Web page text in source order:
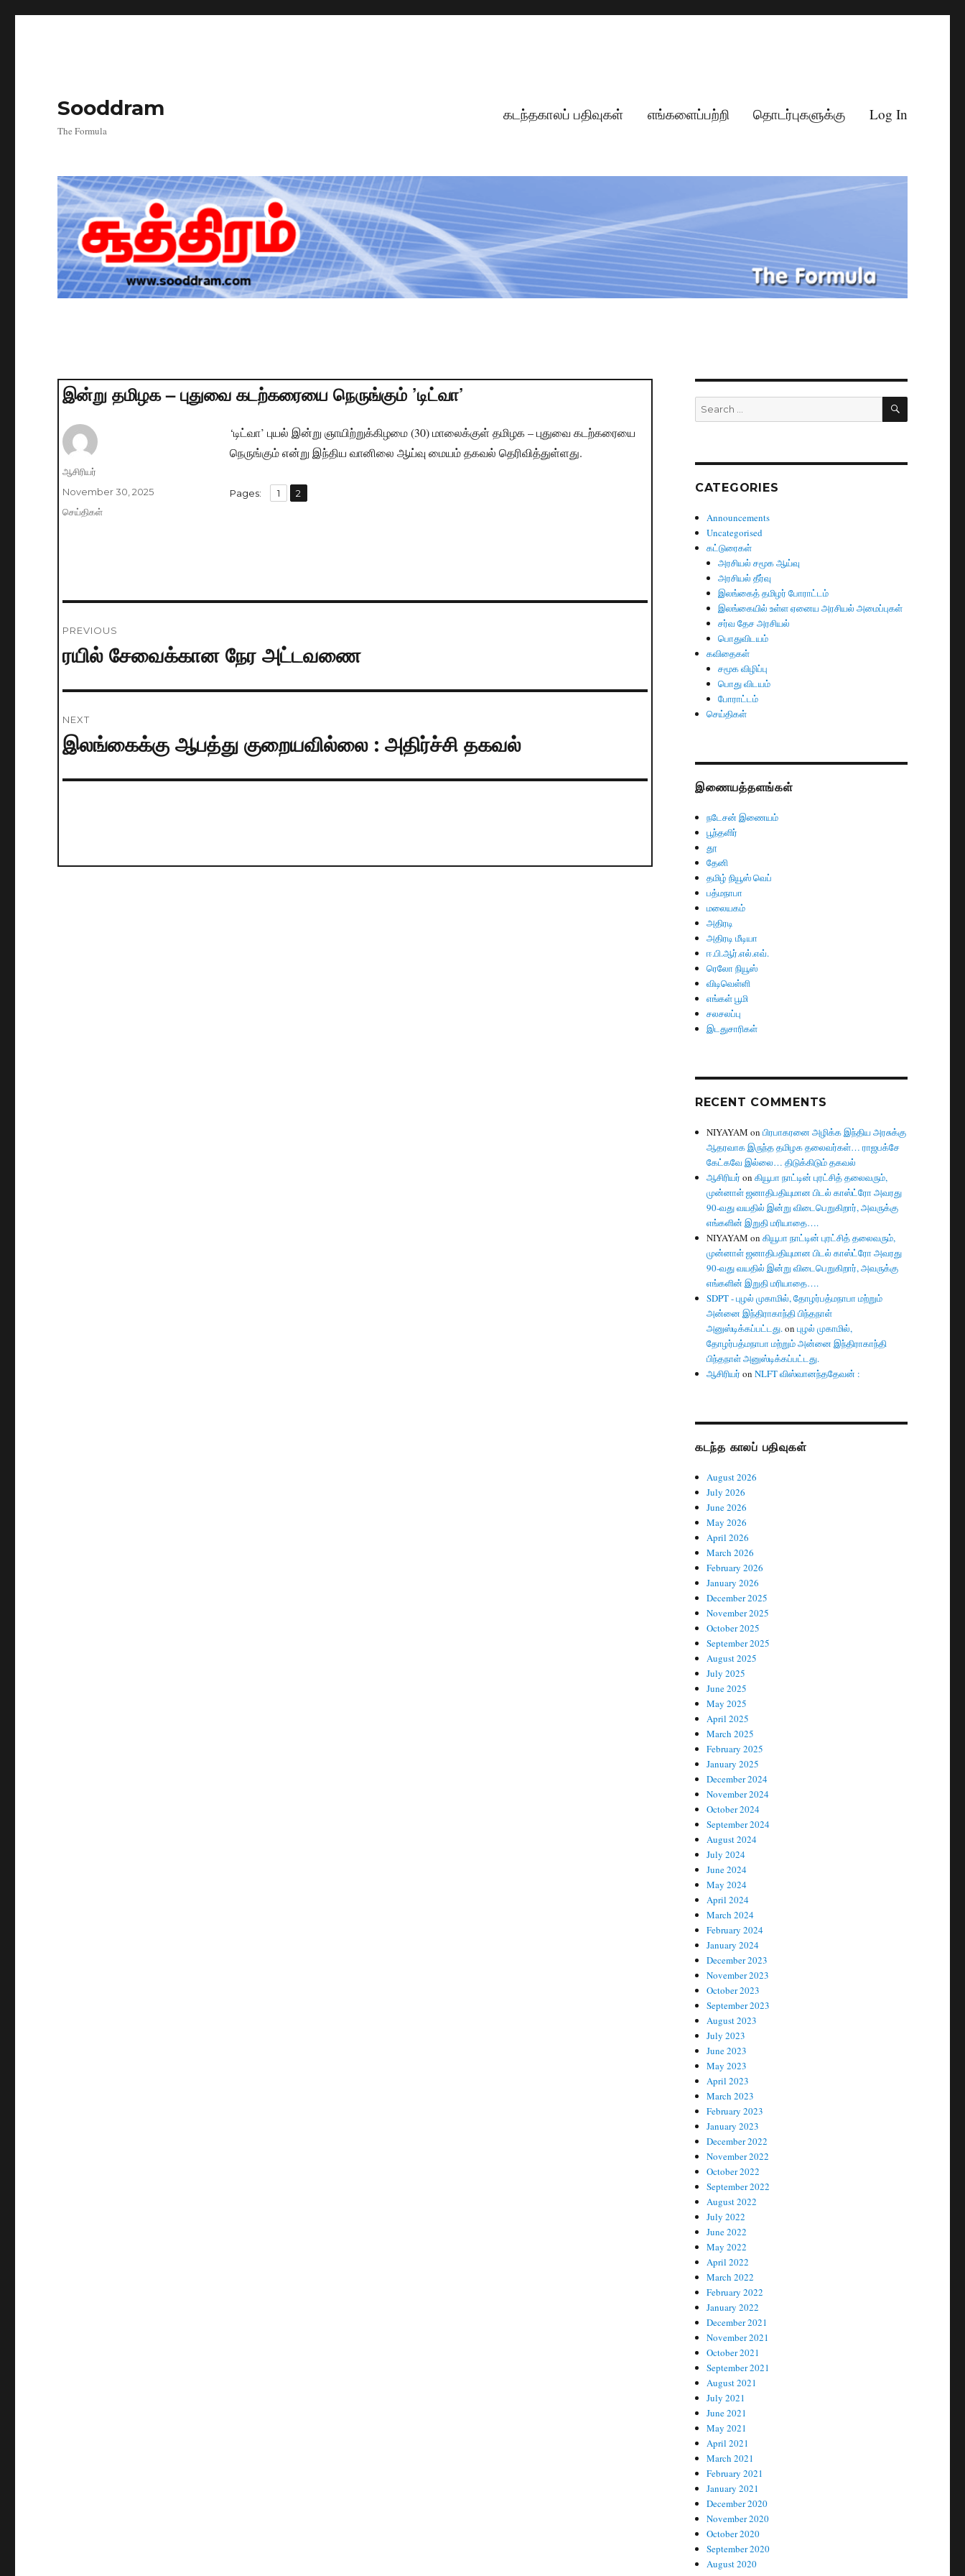
Sooddram
The Formula
கடந்தகாலப் பதிவுகள் எங்களைப்பற்றி தொடர்புகளுக்கு Log In
இன்று தமிழக – புதுவை கடற்கரையை நெருங்கும் ’டிட்வா’
‘டிட்வா’ புயல் இன்று ஞாயிற்றுக்கிழமை (30) மாலைக்குள் தமிழக – புதுவை கடற்கரையை
நெருங்கும் என்று இந்திய வானிலை ஆய்வு மையம் தகவல் தெரிவித்துள்ளது.
Pages: Page
1 ,
Page
2
Author
ஆசிரியர்
Posted
on
November 30, 2025
Categories
செய்திகள்
navigation
PREVIOUS
Previous
ரயில் சேவைக்கான நேர அட்டவணை
NEXT
Next
இலங்கைக்கு ஆபத்து குறையவில்லை : அதிர்ச்சி தகவல்
Search
for:
SEARCH
CATEGORIES
Announcements
Uncategorised
கட்டுரைகள்
அரசியல் சமூக ஆய்வு
அரசியல் தீர்வு
இலங்கைத் தமிழர் போராட்டம்
இலங்கையில் உள்ள ஏனைய அரசியல் அமைப்புகள்
சர்வ தேச அரசியல்
பொதுவிடயம்
கவிதைகள்
சமூக விழிப்பு
பொது விடயம்
போராட்டம்
செய்திகள்
இணையத்தளங்கள்
நடேசன் இணையம்
பூந்தளிர்
தூ
தேனி
தமிழ் நியூஸ் வெப்
பத்மநாபா
மலையகம்
அதிரடி
அதிரடி மீடியா
ஈ.பி.ஆர்.எல்.எவ்.
ரெலோ நியூஸ்
விடிவெள்ளி
எங்கள் பூமி
சலசலப்பு
இடதுசாரிகள்
RECENT COMMENTS
NIYAYAM onபிரபாகரனை அழிக்க இந்திய அரசுக்கு
ஆதரவாக இருந்த தமிழக தலைவர்கள்… ராஜபக்சே
கேட்கவே இல்லை… திடுக்கிடும் தகவல்
ஆசிரியர் onகியூபா நாட்டின் புரட்சித் தலைவரும்,
முன்னாள் ஜனாதிபதியுமான பிடல் காஸ்ட்ரோ அவரது
90-வது வயதில் இன்று விடைபெறுகிறார், அவருக்கு
எங்களின் இறுதி மரியாதை….
NIYAYAM onகியூபா நாட்டின் புரட்சித் தலைவரும்,
முன்னாள் ஜனாதிபதியுமான பிடல் காஸ்ட்ரோ அவரது
90-வது வயதில் இன்று விடைபெறுகிறார், அவருக்கு
எங்களின் இறுதி மரியாதை….
SDPT - புழல் முகாமில், தோழர்பத்மநாபா மற்றும்
அன்னை இந்திராகாந்தி பிந்தநாள்
அனுஸ்டிக்கப்பட்டது.onபுழல் முகாமில்,
தோழர்பத்மநாபா மற்றும் அன்னை இந்திராகாந்தி
பிந்தநாள் அனுஸ்டிக்கப்பட்டது.
ஆசிரியர் onNLFT விஸ்வானந்ததேவன் :
கடந்த காலப் பதிவுகள்
August 2026
July 2026
June 2026
May 2026
April 2026
March 2026
February 2026
January 2026
December 2025
November 2025
October 2025
September 2025
August 2025
July 2025
June 2025
May 2025
April 2025
March 2025
February 2025
January 2025
December 2024
November 2024
October 2024
September 2024
August 2024
July 2024
June 2024
May 2024
April 2024
March 2024
February 2024
January 2024
December 2023
November 2023
October 2023
September 2023
August 2023
July 2023
June 2023
May 2023
April 2023
March 2023
February 2023
January 2023
December 2022
November 2022
October 2022
September 2022
August 2022
July 2022
June 2022
May 2022
April 2022
March 2022
February 2022
January 2022
December 2021
November 2021
October 2021
September 2021
August 2021
July 2021
June 2021
May 2021
April 2021
March 2021
February 2021
January 2021
December 2020
November 2020
October 2020
September 2020
August 2020